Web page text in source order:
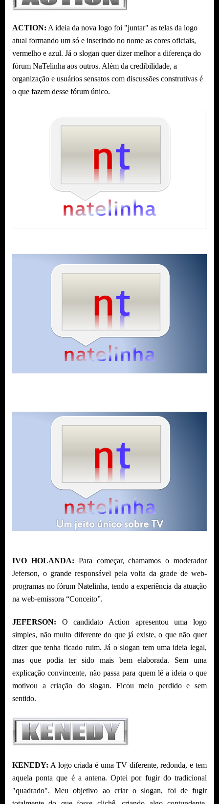
ACTION: A ideia da nova logo foi "juntar" as telas da logo
atual formando um só e inserindo no nome as cores oficiais,
vermelho e azul. Já o slogan quer dizer melhor a diferença do
fórum NaTelinha aos outros. Além da credibilidade, a
organização e usuários sensatos com discussões construtivas é
o que fazem desse fórum único.
IVO HOLANDA: Para começar, chamamos o moderador
Jeferson, o grande responsável pela volta da grade de web-
programas no fórum Natelinha, tendo a experiência da atuação
na web-emissora “Conceito”.
JEFERSON: O candidato Action apresentou uma logo
simples, não muito diferente do que já existe, o que não quer
dizer que tenha ficado ruim. Já o slogan tem uma ideia legal,
mas que podia ter sido mais bem elaborada. Sem uma
explicação convincente, não passa para quem lê a ideia o que
motivou a criação do slogan. Ficou meio perdido e sem
sentido.
KENEDY: A logo criada é uma TV diferente, redonda, e tem
aquela ponta que é a antena. Optei por fugir do tradicional
"quadrado". Meu objetivo ao criar o slogan, foi de fugir